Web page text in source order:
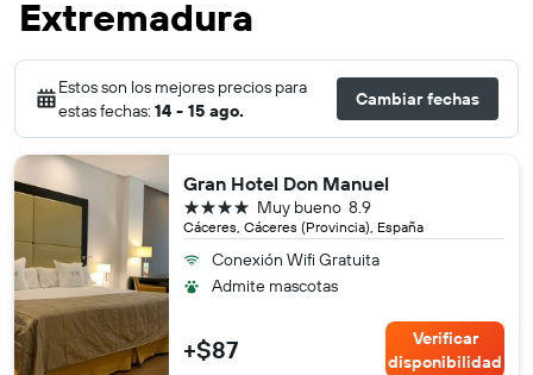
Extremadura
Estos son los mejores precios para
estas fechas: 14 - 15 ago.
Cambiar fechas
Gran Hotel Don Manuel
Cáceres, Cáceres (Provincia), España
8.9
Muy bueno
4 estrellas
Conexión Wifi Gratuita
Admite mascotas
+$87
Verificar
disponibilidad